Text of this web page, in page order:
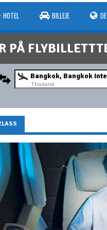
HOTEL BILLEJE
PÅ
Thailand